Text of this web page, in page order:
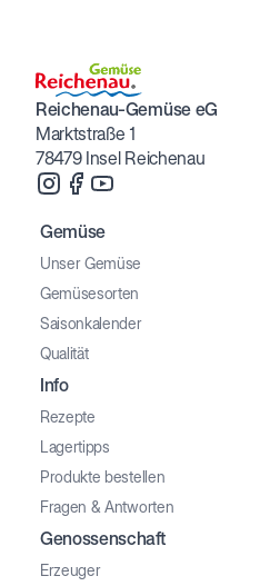
Reichenau-Gemüse eG
Marktstraße 1
78479 Insel Reichenau
Gemüse
Unser Gemüse
Gemüsesorten
Saisonkalender
Qualität
Info
Rezepte
Lagertipps
Produkte bestellen
Fragen & Antworten
Genossenschaft
Erzeuger